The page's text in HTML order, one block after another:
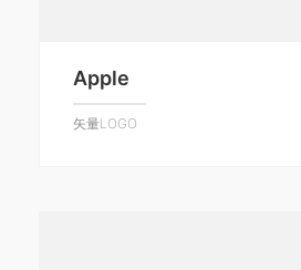
Apple
矢量LOGO